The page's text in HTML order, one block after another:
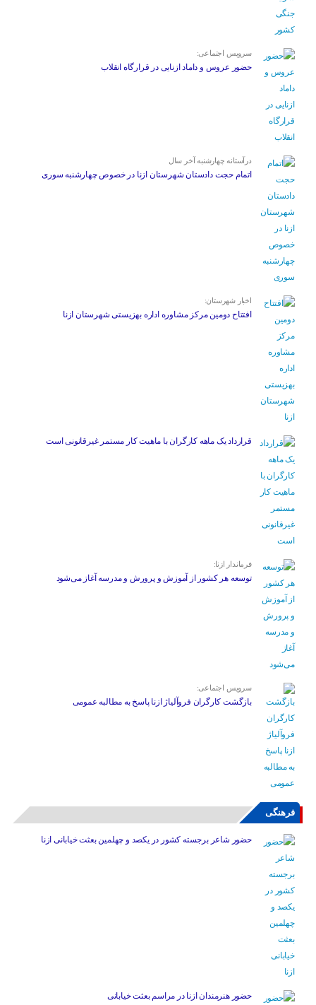
سرویس اجتماعی:
حضور عروس و داماد ازنایی در قرارگاه انقلاب
درآستانه چهارشنبه آخر سال
اتمام حجت دادستان شهرستان ازنا در خصوص چهارشنبه ‌سوری
اخبار شهرستان:
افتتاح دومین مرکز مشاوره اداره بهزیستی شهرستان ازنا
قرارداد یک ماهه کارگران با ماهیت کار مستمر غیرقانونی است
فرماندار ازنا:
توسعه هر کشور از آموزش و پرورش و مدرسه آغاز می‌شود
سرویس اجتماعی:
بازگشت کارگران فروآلیاژ ازنا پاسخ به مطالبه عمومی
فرهنگی
حضور شاعر برجسته کشور در یکصد و چهلمین بعثت خیابانی ازنا
حضور هنرمندان ازنا در مراسم بعثت خیابانی